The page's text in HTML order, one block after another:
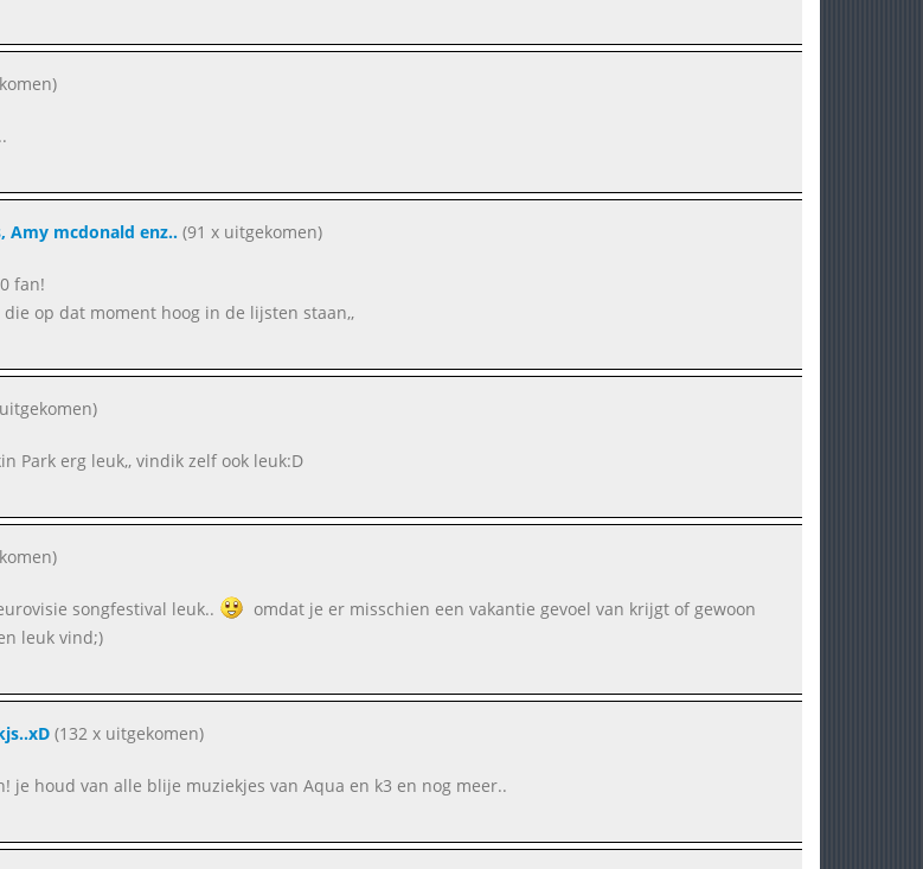
Amy mcdonald enz..(91 x uitgekomen)
fan!
op dat moment hoog in de lijsten staan,,
Park erg leuk,, vindik zelf ook leuk:D
songfestival leuk..
omdat je er misschien een vakantie gevoel van krijgt of gewoon
leuk vind;)
(132 x uitgekomen)
je houd van alle blije muziekjes van Aqua en k3 en nog meer..